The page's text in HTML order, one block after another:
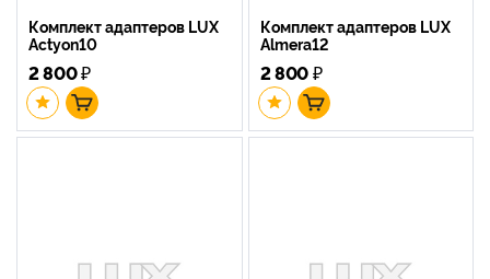
Комплект адаптеров LUX
Actyon10
2 800₽
Комплект адаптеров LUX
Almera12
2 800₽